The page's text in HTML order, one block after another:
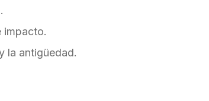
impacto.
la antigüedad.